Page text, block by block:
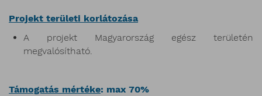
Projekt területi korlátozása
A projekt Magyarország egész területén
megvalósítható.
Támogatás mértéke: max 70%